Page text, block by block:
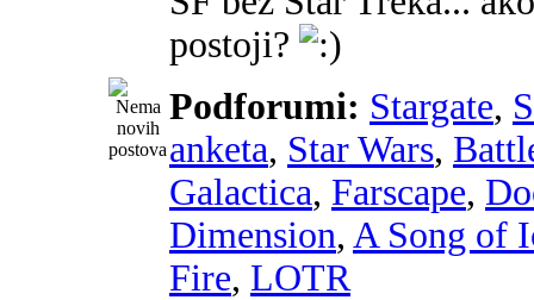
postoji?
Podforumi: Stargate,
anketa, Star Wars,
Galactica, Farscape,
Dimension, A Song of
Fire, LOTR